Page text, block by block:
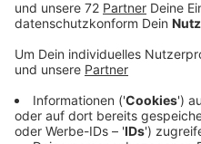
Anzeige
weltweit erste
Stiftskriche in Wettringen.